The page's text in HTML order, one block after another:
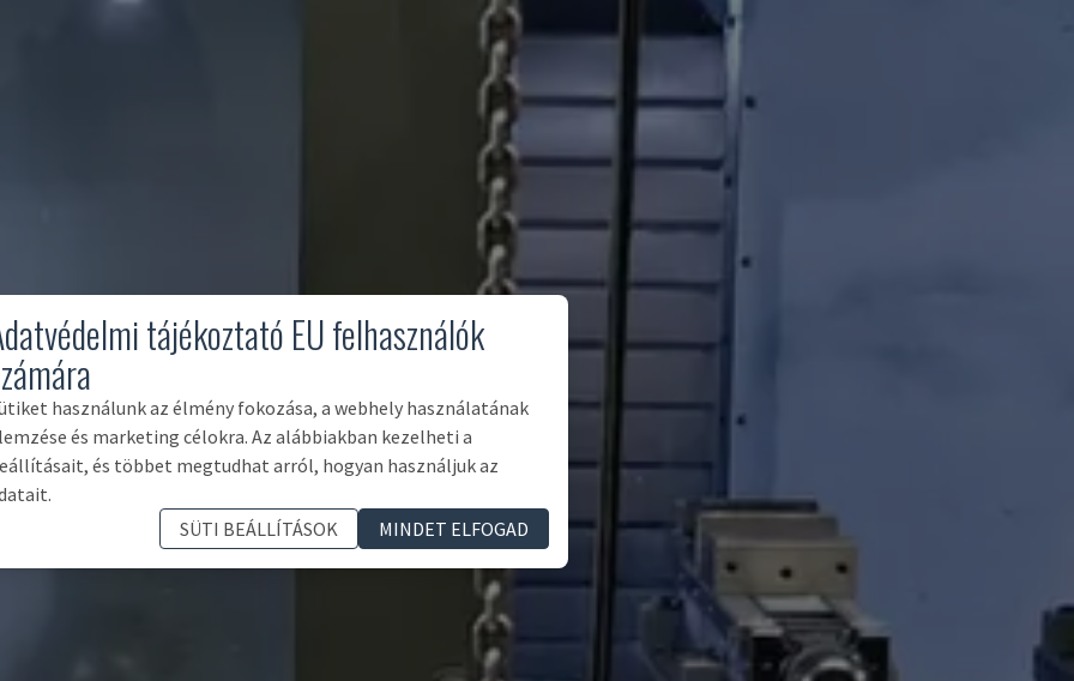
tájékoztató EU felhasználók
használunk az élmény fokozása, a webhely használatának
és marketing célokra. Az alábbiakban kezelheti a
és többet megtudhat arról, hogyan használjuk az
SÜTI BEÁLLÍTÁSOK
MINDET ELFOGAD